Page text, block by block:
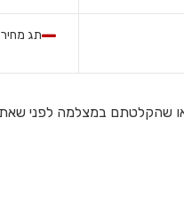
תג מחיר
שהקלטתם במצלמה לפני